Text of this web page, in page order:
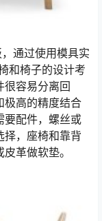
通过使用模具实
和椅子的设计考
很容易分离回
极高的精度结合
要配件，螺丝或
择，座椅和靠背
革做软垫。